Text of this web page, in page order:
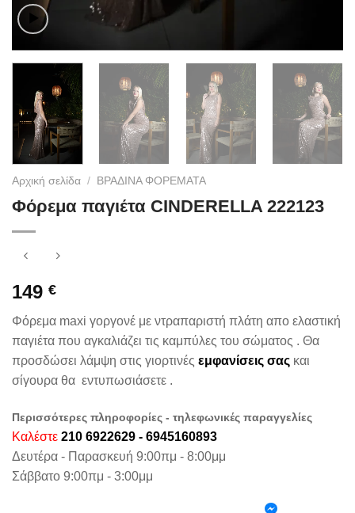
Αρχική σελίδα / ΒΡΑΔΙΝΑ ΦΟΡΕΜΑΤΑ
Φόρεμα παγιέτα CINDERELLA 222123
149 €
Φόρεμα maxi γοργονέ με ντραπαριστή πλάτη απο ελαστική
παγιέτα που αγκαλιάζει τις καμπύλες του σώματος . Θα
προσδώσει λάμψη στις γιορτινές εμφανίσεις σας και
σίγουρα θα εντυπωσιάσετε .
Περισσότερες πληροφορίες - τηλεφωνικές παραγγελίες
Καλέστε 210 6922629 - 6945160893
Δευτέρα - Παρασκευή 9:00πμ - 8:00μμ
Σάββατο 9:00πμ - 3:00μμ